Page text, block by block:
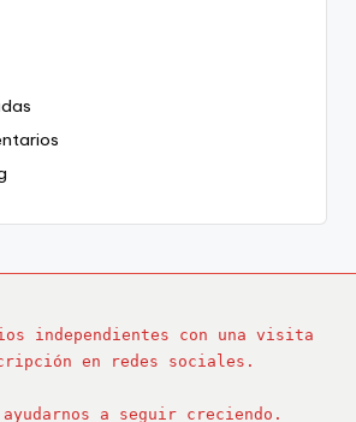
independientes con una visita
en redes sociales.
a seguir creciendo.